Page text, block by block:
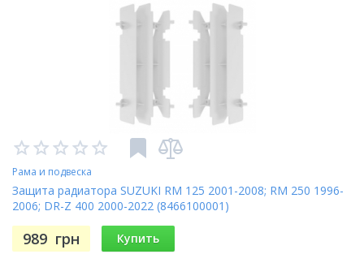
Рама и подвеска
Защита радиатора SUZUKI RM 125 2001-2008; RM 250 1996-
2006; DR-Z 400 2000-2022 (8466100001)
989 грн Купить